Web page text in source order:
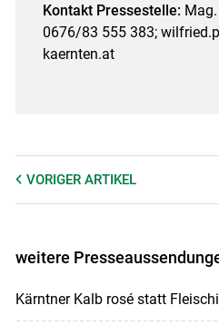
Kontakt Pressestelle:
0676/83 555 383;
kaernten.at
VORIGER ARTIKEL
weitere
Kärntner Kalb rosé statt